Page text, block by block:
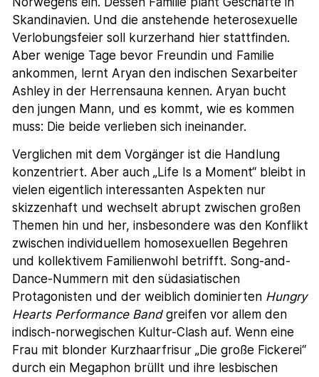
Skandinavien. Und die anstehende heterosexuelle
Verlobungsfeier soll kurzerhand hier stattfinden.
Aber wenige Tage bevor Freundin und Familie
ankommen, lernt Aryan den indischen Sexarbeiter
Ashley in der Herrensauna kennen. Aryan bucht
den jungen Mann, und es kommt, wie es kommen
muss: Die beide verlieben sich ineinander.
Verglichen mit dem Vorgänger ist die Handlung
konzentriert. Aber auch „Life Is a Moment“ bleibt in
vielen eigentlich interessanten Aspekten nur
skizzenhaft und wechselt abrupt zwischen großen
Themen hin und her, insbesondere was den Konflikt
zwischen individuellem homosexuellen Begehren
und kollektivem Familienwohl betrifft. Song-and-
Dance-Nummern mit den südasiatischen
Protagonisten und der weiblich dominierten Hungry
Hearts Performance Bandgreifen vor allem den
indisch-norwegischen Kultur-Clash auf. Wenn eine
Frau mit blonder Kurzhaarfrisur „Die große Fickerei“
durch ein Megaphon brüllt und ihre lesbischen